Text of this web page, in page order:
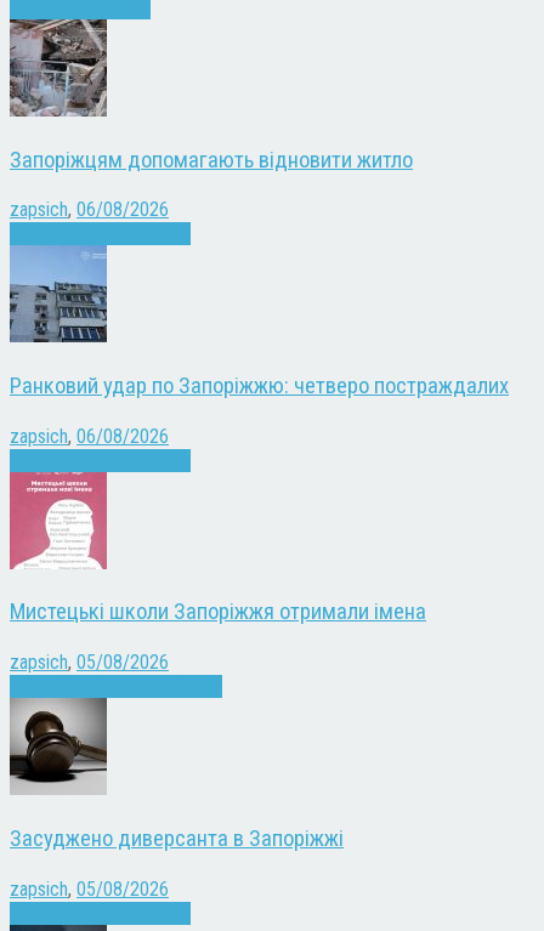
Запоріжцям допомагають відновити житло
zapsich, 06/08/2026
Ранковий удар по Запоріжжю: четверо постраждалих
zapsich, 06/08/2026
Мистецькі школи Запоріжжя отримали імена
zapsich, 05/08/2026
Засуджено диверсанта в Запоріжжі
zapsich, 05/08/2026